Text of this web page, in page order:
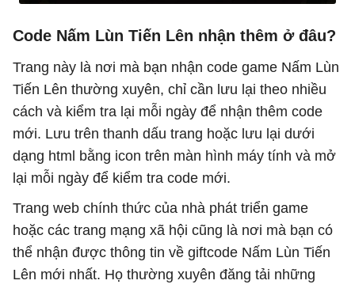
Code Nấm Lùn Tiến Lên nhận thêm ở đâu?
Trang này là nơi mà bạn nhận code game Nấm Lùn
Tiến Lên thường xuyên, chỉ cần lưu lại theo nhiều
cách và kiểm tra lại mỗi ngày để nhận thêm code
mới. Lưu trên thanh dấu trang hoặc lưu lại dưới
dạng html bằng icon trên màn hình máy tính và mở
lại mỗi ngày để kiểm tra code mới.
Trang web chính thức của nhà phát triển game
hoặc các trang mạng xã hội cũng là nơi mà bạn có
thể nhận được thông tin về giftcode Nấm Lùn Tiến
Lên mới nhất. Họ thường xuyên đăng tải những